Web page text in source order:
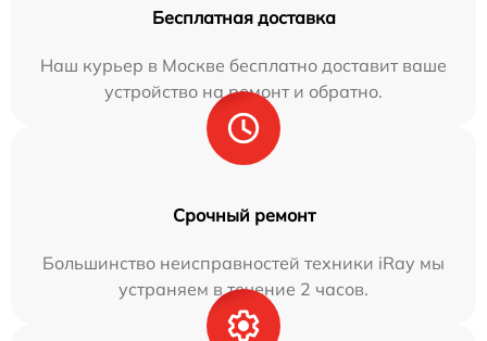
Бесплатная доставка
Наш курьер в Москве бесплатно доставит ваше
устройство на ремонт и обратно.
Срочный ремонт
Большинство неисправностей техники iRay мы
устраняем в течение 2 часов.